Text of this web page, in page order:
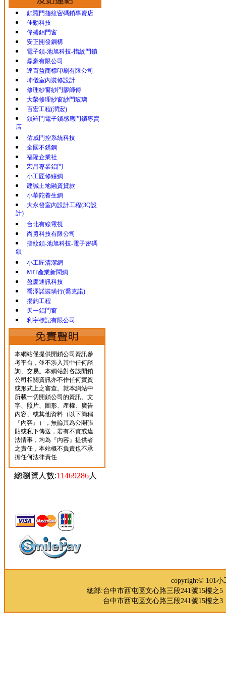
鎖羅門指紋密碼鎖專賣店
佳勁科技
偉盛鋁門窗
安正開發鋼構
電子鎖-池旭科技-指紋門鎖
鼎豪有限公司
達百益商標印刷有限公司
坤儀室內裝修設計
修理紗窗紗門廖師傅
大榮修理紗窗紗門玻璃
百宏工程(潤宏)
鎖羅門電子鎖感應門鎖專賣
店
佑威門控系統科技
全國不銹鋼
福隆企業社
宏昌專業鋁門
小工匠修繕網
建誠土地融資貸款
小華陀養生網
大永發室內設計工程(3Q設
計)
台北有線電視
尚勇科技有限公司
指紋鎖-池旭科技-電子密碼
鎖
小工匠清潔網
MIT產業新聞網
盈慶通訊科技
喬澤諾裝璜行(喬克諾)
揚鈞工程
天一鋁門窗
利宇標記有限公司
本網站僅提供開鎖公司資訊參
考平台，並不涉入其中任何諮
詢、交易。本網站對各該開鎖
公司相關資訊亦不作任何實質
或形式上之審查。就本網站中
所載一切開鎖公司的資訊、文
字、照片、圖形、產權、廣告
內容、或其他資料（以下簡稱
『內容』），無論其為公開張
貼或私下傳送，若有不實或違
法情事，均為『內容』提供者
之責任，本站概不負責也不承
擔任何法律責任
總瀏覽人數:11469286人
copyright© 101
總部:台中市西屯區文心路三段241號15樓之
台中市西屯區文心路三段241號15樓